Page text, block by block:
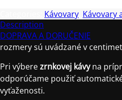
Kávovary Kávovary
Description
DOPRAVA A DORUČENIE
rozmery sú uvádzané v
Pri výberezrnkovej kávyna
odporúčame použiť
vyťaženosti.